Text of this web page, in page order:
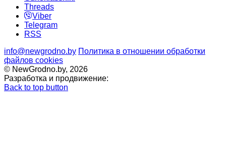
Threads
Viber
Telegram
RSS
info@newgrodno.by Политика в отношении обработки
файлов cookies
© NewGrodno.by, 2026
Разработка и продвижение:
Back to top button